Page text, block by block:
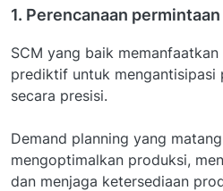
1. Perencanaan
SCM yang baik
prediktif untuk mengantisipasi
secara presisi.
Demand planning yang
mengoptimalkan produksi,
dan menjaga ketersediaan